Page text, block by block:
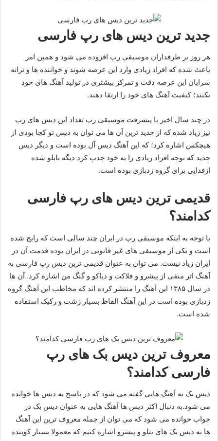
جدید ترین دیس های رپ فارسی
هر روز بر طرفداران موسیقی رپ افزوده می شود و همین امر
باعث شده که افراد زیادی وارد این عرصه شوند و خواننده ها و ترانه
سرایان این عرصه دقت و تمرکز بیشتری در تولید آهنگ های خود
بکنند؛ کیفیت آهنگ های خود را ارتقا دهند.
در چند سال اخیر با پیشرفت موسیقی رپ تعداد این دیس های رپ
نیز زیاد شده که از جدید ترین آن ها می توان به دیس تو کجا بودی از
هیچکس اشاره کرد؛ که این آهنگ دیس آل بوده است و دیگر دیس
جدید که توجه افراد زیادی را به خود جذب کرد دیگه تابلو شده
ازفدایی برای گروه زدبازی بوده است.
قدیمی ترین دیس های رپ فارسی
کدامند؟
با توجه به اینکه موسیقی رپ در ایران چند سالی است که رایج شده
است و یکی از موسیقی های غیر قانونی در ایران بوده قدمت آن در
ایران زیاد نیست. می توان به عنوان قدیمی ترین دیس رپ فارسی به
آهنگ اثر منفی از پیشرو و فلاکت و دیاکو و گنگ من اشاره کرد. آن ها
در سال ۱۳۸۵ این آهنگ را منتشر کرده اند که مخاطب این آهنگ گروه
زدبازی بوده است در این آهنگ الفاظ بسیار زشت و رکیک استفاده
شده است.
معروف ترین دیس بک های رپ
فارسی کدامند؟
دیس بک به آهنگ هایی گفته می شود که در پاسخ به دیس ها خوانده
می شود.به دنبال اکثر دیس ها آهنگ هایی به عنوان دیس بک در
جواب خوانده می شود که می توان از جمله معروف ترین این آهنگ
ها به دیس بک های تتلو و پیشرو اشاره کنیم که معمولا بسیار کوبنده